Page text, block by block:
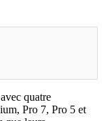
quatre
Pro 7, Pro 5 et